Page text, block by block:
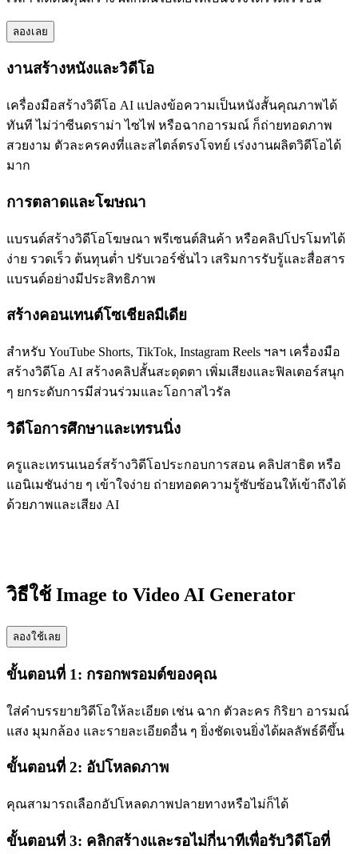
ลองเลย
งานสร้างหนังและวิดีโอ
เครื่องมือสร้างวิดีโอ AI แปลงข้อความเป็นหนังสั้นคุณภาพได้
ทันที ไม่ว่าซีนดราม่า ไซไฟ หรือฉากอารมณ์ ก็ถ่ายทอดภาพ
สวยงาม ตัวละครคงที่และสไตล์ตรงโจทย์ เร่งงานผลิตวิดีโอได้
มาก
การตลาดและโฆษณา
แบรนด์สร้างวิดีโอโฆษณา พรีเซนต์สินค้า หรือคลิปโปรโมทได้
ง่าย รวดเร็ว ต้นทุนต่ำ ปรับเวอร์ชั่นไว เสริมการรับรู้และสื่อสาร
แบรนด์อย่างมีประสิทธิภาพ
สร้างคอนเทนต์โซเชียลมีเดีย
สำหรับ YouTube Shorts, TikTok, Instagram Reels ฯลฯ เครื่องมือ
สร้างวิดีโอ AI สร้างคลิปสั้นสะดุดตา เพิ่มเสียงและฟิลเตอร์สนุก
ๆ ยกระดับการมีส่วนร่วมและโอกาสไวรัล
วิดีโอการศึกษาและเทรนนิ่ง
ครูและเทรนเนอร์สร้างวิดีโอประกอบการสอน คลิปสาธิต หรือ
แอนิเมชันง่าย ๆ เข้าใจง่าย ถ่ายทอดความรู้ซับซ้อนให้เข้าถึงได้
ด้วยภาพและเสียง AI
วิธีใช้ Image to Video AI Generator
ลองใช้เลย
ขั้นตอนที่ 1: กรอกพรอมต์ของคุณ
ใส่คำบรรยายวิดีโอให้ละเอียด เช่น ฉาก ตัวละคร กิริยา อารมณ์
แสง มุมกล้อง และรายละเอียดอื่น ๆ ยิ่งชัดเจนยิ่งได้ผลลัพธ์ดีขึ้น
ขั้นตอนที่ 2: อัปโหลดภาพ
คุณสามารถเลือกอัปโหลดภาพปลายทางหรือไม่ก็ได้
ขั้นตอนที่ 3: คลิกสร้างและรอไม่กี่นาทีเพื่อรับวิดีโอที่